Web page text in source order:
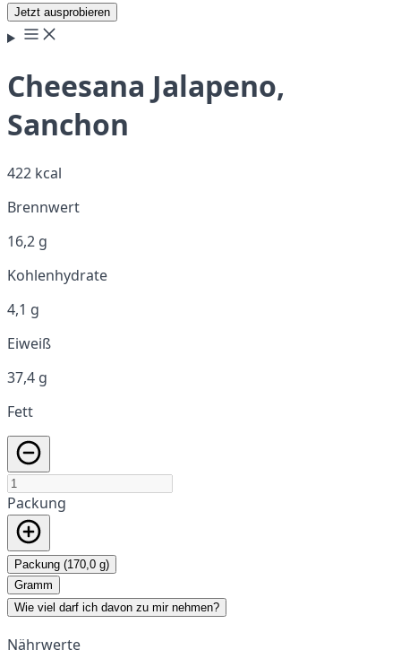
Jetzt ausprobieren
Cheesana Jalapeno,
Sanchon
422 kcal
Brennwert
16,2 g
Kohlenhydrate
4,1 g
Eiweiß
37,4 g
Fett
Packung
Packung (170,0 g)
Gramm
Wie viel darf ich davon zu mir nehmen?
Nährwerte